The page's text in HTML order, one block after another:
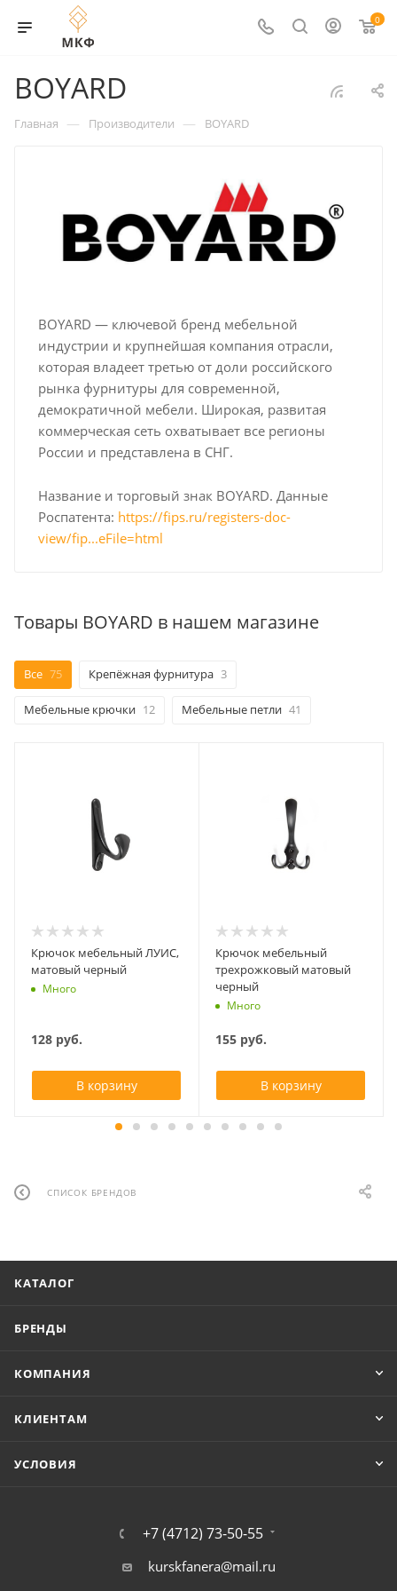
0
BOYARD
Главная — Производители — BOYARD
BOYARD — ключевой бренд мебельной
индустрии и крупнейшая компания отрасли,
которая владеет третью от доли российского
рынка фурнитуры для современной,
демократичной мебели. Широкая, развитая
коммерческая сеть охватывает все регионы
России и представлена в СНГ.
Название и торговый знак BOYARD. Данные
Роспатента: https://fips.ru/registers-doc-
view/fip...eFile=html
Товары BOYARD в нашем магазине
Все 75 Крепёжная фурнитура 3
Мебельные крючки 12 Мебельные петли 41
Крючок мебельный ЛУИС,
матовый черный
Много
128 руб.
В корзину
Крючок мебельный
трехрожковый матовый
черный
Много
155 руб.
В корзину
СПИСОК БРЕНДОВ
КАТАЛОГ
БРЕНДЫ
КОМПАНИЯ
КЛИЕНТАМ
УСЛОВИЯ
+7 (4712) 73-50-55
kurskfanera@mail.ru